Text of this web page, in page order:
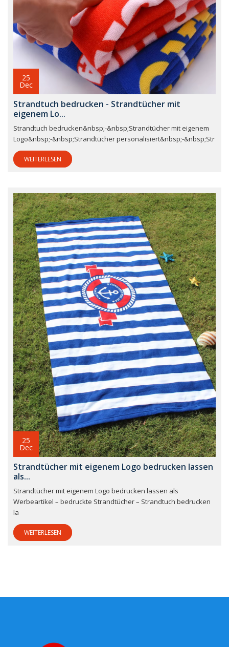
25
Dec
Strandtuch bedrucken - Strandtücher mit
eigenem Lo...
Strandtuch bedrucken&nbsp;-&nbsp;Strandtücher mit eigenem
Logo&nbsp;-&nbsp;Strandtücher personalisiert&nbsp;-&nbsp;Str
WEITERLESEN
25
Dec
Strandtücher mit eigenem Logo bedrucken lassen
als...
Strandtücher mit eigenem Logo bedrucken lassen als
Werbeartikel – bedruckte Strandtücher – Strandtuch bedrucken
la
WEITERLESEN